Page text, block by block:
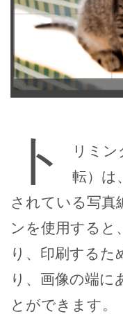
ト
リミン
転）は
されている写真
ンを使用すると
り、印刷するた
り、画像の端に
とができます。